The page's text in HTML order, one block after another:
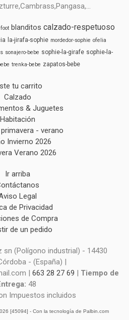
blanditos calzado-respetuoso
la-jirafa-sophie mordedor-sophie ofelia
sonajero-bebe sophie-la-girafe sophie-la-
trenka-bebe zapatos-bebe
tu carrito
Calzado
& Juguetes
Habitación
primavera - verano
Invierno 2026
Verano 2026
Ir arriba
Legal
de Privacidad
de Compra
de un pedido
sn (Polígono industrial) - 14430
- (España) |
| 663 28 27 69 | Tiempo de
48
Impuestos incluidos
[45094] - Con la tecnología de Palbin.com